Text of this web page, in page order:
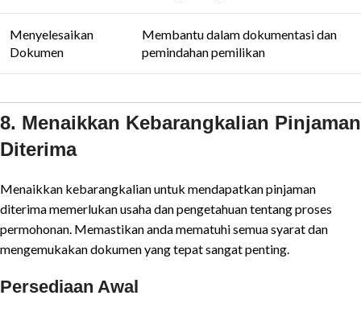
Menyelesaikan
Dokumen
Membantu dalam dokumentasi dan
pemindahan pemilikan
8. Menaikkan Kebarangkalian Pinjaman
Diterima
Menaikkan kebarangkalian untuk mendapatkan pinjaman
diterima memerlukan usaha dan pengetahuan tentang proses
permohonan. Memastikan anda mematuhi semua syarat dan
mengemukakan dokumen yang tepat sangat penting.
Persediaan Awal